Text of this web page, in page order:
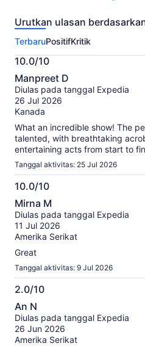
untuk
ini.
Informasi
lebih
lanjut
tentang
ulasan
terverifikasi
Urutkan ulasan
TerbaruPositifKritik
10.0/10
10.0
dari
10
Manpreet D
Diulas pada tanggal Expedia
26 Jul 2026
Kanada
What an incredible show! The
talented, with breathtaking
entertaining acts from start to
Tanggal aktivitas: 25 Jul 2026
10.0/10
10.0
dari
10
Mirna M
Diulas pada tanggal Expedia
11 Jul 2026
Amerika Serikat
Great
Tanggal aktivitas: 9 Jul 2026
2.0/10
2.0
dari
10
An N
Diulas pada tanggal Expedia
26 Jun 2026
Amerika Serikat